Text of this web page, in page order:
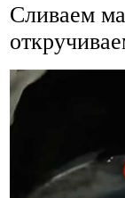
Сливаем